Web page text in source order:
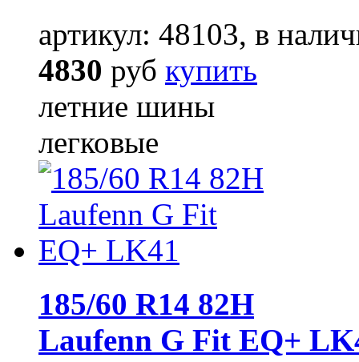
артикул: 48103, в
4830 руб купить
летние шины
легковые
185/60 R14 82H
Laufenn G Fit EQ+